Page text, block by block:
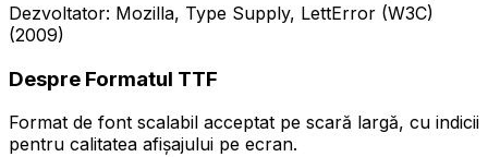
Dezvoltator: Mozilla, Type Supply, LettError (W3C)
(2009)
Despre Formatul TTF
Format de font scalabil acceptat pe scară largă, cu indicii
pentru calitatea afișajului pe ecran.